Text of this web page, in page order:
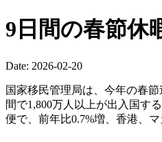
9日間の春節休
Date: 2026-02-20
国家移民管理局は、今年の春
間で1,800万人以上が出入国す
便で、前年比0.7%増、香港、